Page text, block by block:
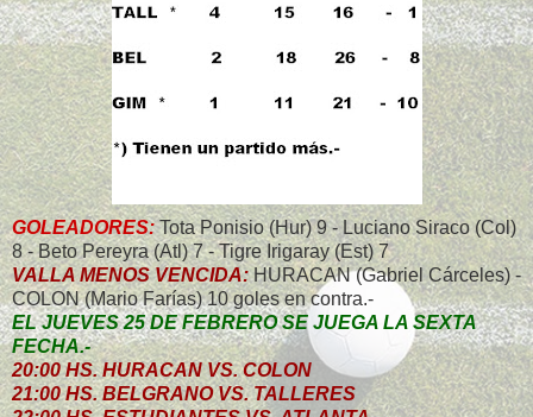
GOLEADORES:Tota Ponisio (Hur) 9 - Luciano Siraco (Col)
8 - Beto Pereyra (Atl) 7 - Tigre Irigaray (Est) 7
VALLA MENOS VENCIDA:HURACAN (Gabriel Cárceles) -
COLON (Mario Farías) 10 goles en contra.-
EL JUEVES 25 DE FEBRERO SE JUEGA LA SEXTA
FECHA.-
20:00 HS. HURACAN VS. COLON
21:00 HS. BELGRANO VS. TALLERES